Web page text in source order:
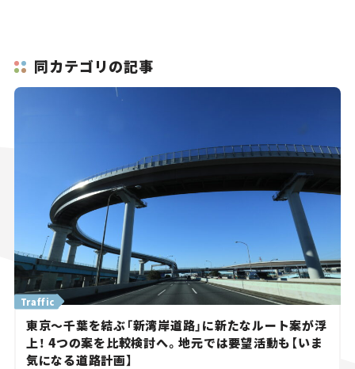
同カテゴリの記事
東京～千葉を結ぶ「新湾岸道路」に新たなルート案が浮
上！ 4つの案を比較検討へ。地元では要望活動も【いま
気になる道路計画】
Traffic